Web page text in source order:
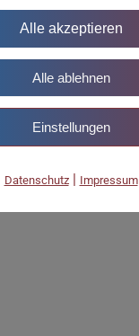
Alle akzeptieren
Alle ablehnen
Einstellungen
Datenschutz| Impressum